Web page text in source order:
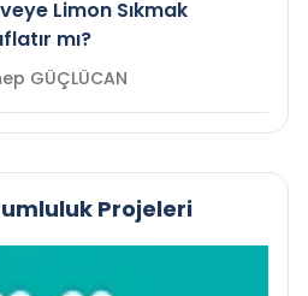
Limon Sıkmak
mı?
Zeynep GÜÇLÜCAN
Projeleri